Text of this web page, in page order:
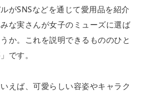
がSNSなどを通じて愛用品を紹介
な実さんが女子のミューズに選ば
か。これを説明できるもののひと
です。
えば、可愛らしい容姿やキャラク